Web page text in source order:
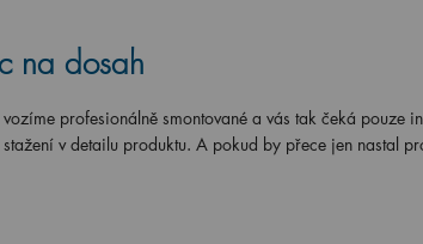
na dosah
profesionálně smontované a vás tak čeká pouze
v detailu produktu. A pokud by přece jen nastal